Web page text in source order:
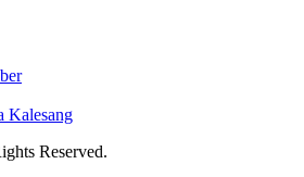
Kalesang
Reserved.